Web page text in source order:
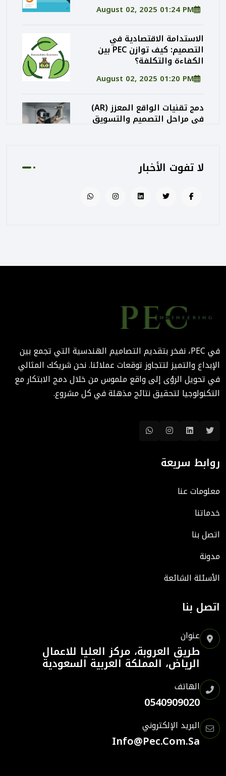
August 02, 2025 01:24 PM
الاستدامة الاقتصادية في
التصميم: كيف توازن PEC بين
الكفاءة والتكلفة؟
August 02, 2025 01:20 PM
دمج تقنيات الواقع المعزز (AR)
في مراحل التصميم والتسويق
كيف تساهم PEC في رفع جودة
الإشراف المتكامل؟
المباني أكثر إنسانية
الهندسة الرقمية في المشاريع
August 02, 2025 12:46 PM
لا تفوت الأخبار
في PEC، نفخر بتقديم التصاميم الهندسية التي تجمع بين
الإبداع والتميز لتتجاوز توقعات عملائنا. نحن شريكك المثالي
في تحويل الرؤى إلى واقع ملموس من خلال دمج الابتكار مع
التكنولوجيا لتحقيق نتائج مذهلة في كل مشروع.
روابط سريعة
معلومات عنا
خدماتنا
اتصل بنا
مدونة
الأسئلة الشائعة
اتصل بنا
عنوان
طريق العروبة، مركز العليا للاعمال
الرياض، المملكة العربية السعودية
الهاتف
0540909020
البريد الإلكتروني
Info@pec.com.sa